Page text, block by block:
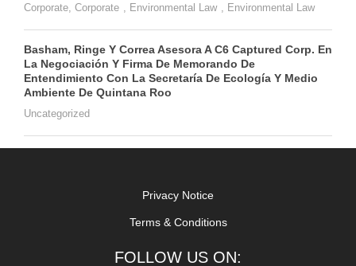
Corporate Corporate Environmental Law Environmental Law
Basham, Ringe Y Correa Asesora A C6 Captured Corp. En
La Negociación Y Firma De Memorando De
Entendimiento Con La Secretaría De Ecología Y Medio
Ambiente De Quintana Roo
Uncategorized
Privacy Notice
Terms & Conditions
FOLLOW US ON: